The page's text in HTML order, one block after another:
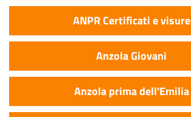
ANPR Certificati e visure
Anzola Giovani
Anzola prima dell'Emilia